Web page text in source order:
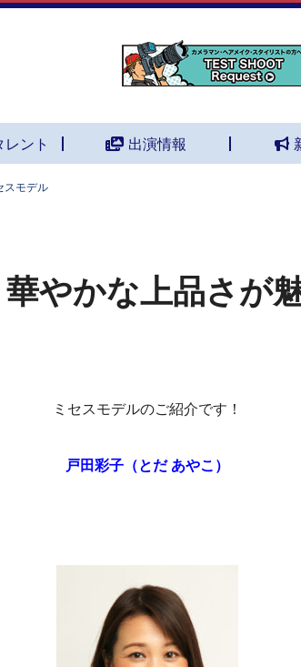
ント 出演情報
スモデル
華やかな上品さが
ミセスモデルのご紹介です！
戸田彩子（とだ あやこ）